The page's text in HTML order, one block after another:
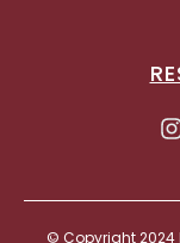
© Copyright 2024